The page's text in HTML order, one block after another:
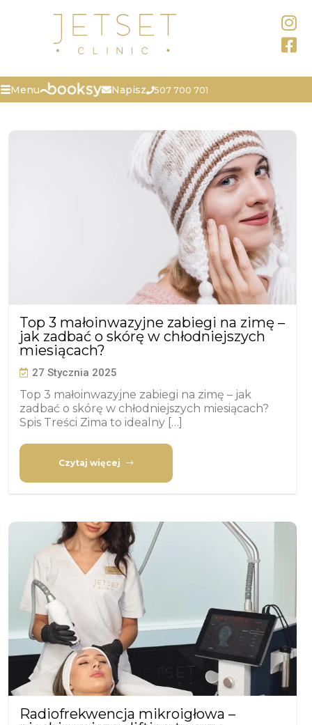
Menu Napisz 507 700 701
Top 3 małoinwazyjne zabiegi na zimę –
jak zadbać o skórę w chłodniejszych
miesiącach?
27 Stycznia 2025
Top 3 małoinwazyjne zabiegi na zimę – jak
zadbać o skórę w chłodniejszych miesiącach?
Spis Treści Zima to idealny […]
Czytaj więcej
Radiofrekwencja mikroigłowa –